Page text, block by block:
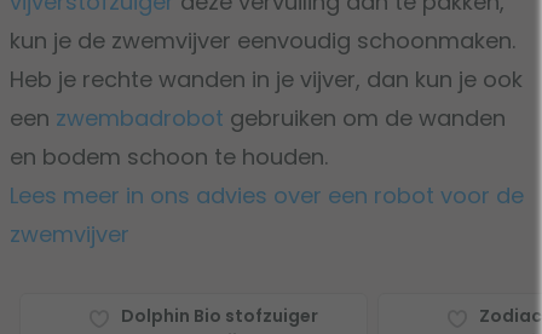
kun je de zwemvijver eenvoudig schoonmaken.
Heb je rechte wanden in je vijver, dan kun je ook
een zwembadrobot gebruiken om de wanden
en bodem schoon te houden.
Lees meer in ons advies over een robot voor de
zwemvijver
Dolphin Bio stofzuiger